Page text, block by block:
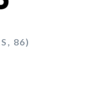
86)